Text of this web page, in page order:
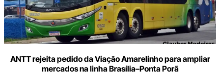
ANTT rejeita pedido da Viação Amarelinho para ampliar
mercados na linha Brasília–Ponta Porã